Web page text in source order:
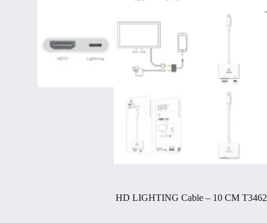
HD LIGHTING Cable – 10 CM T3462